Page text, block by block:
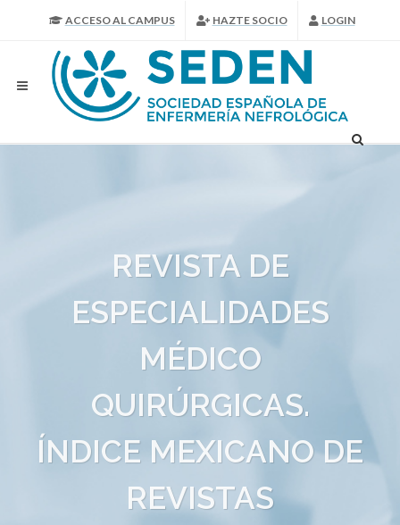
ACCESO AL CAMPUS HAZTE SOCIO LOGIN
REVISTA DE
ESPECIALIDADES
MÉDICO
QUIRÚRGICAS.
ÍNDICE MEXICANO DE
REVISTAS